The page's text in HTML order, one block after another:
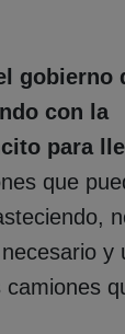
gobierno
con la
para
que
y